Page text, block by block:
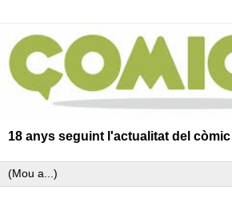
18 anys seguint l'actualitat del